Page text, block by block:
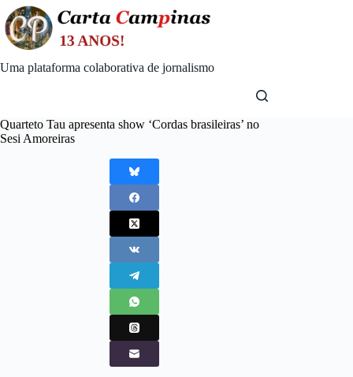
Skip
to
content
Uma plataforma colaborativa de jornalismo
Quarteto Tau apresenta show ‘Cordas brasileiras’ no
Sesi Amoreiras